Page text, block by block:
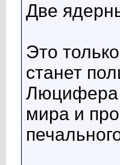
Две
Это
станет
Люцифера
мира и